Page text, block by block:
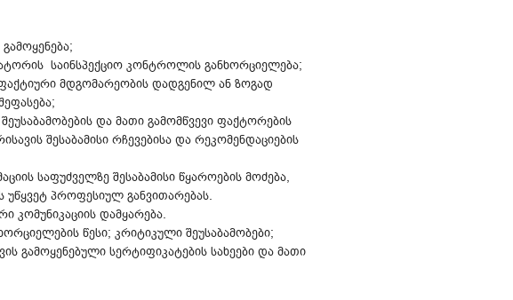
საინსპექციო კონტროლის განხორციელება;
მდგომარეობის დადგენილ ან ზოგად
და მათი გამომწვევი ფაქტორების
შესაბამისი რჩევებისა და რეკომენდაციების
საფუძველზე შესაბამისი წყაროების მოძება,
პროფესიულ განვითარებას.
კომუნიკაციის დამყარება.
წესი; კრიტიკული შეუსაბამობები;
გამოყენებული სერტიფიკატების სახეები და მათი